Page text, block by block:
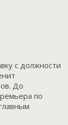
с должности
До
по